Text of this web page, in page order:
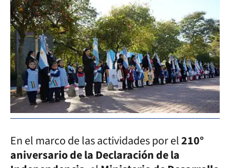
En el marco de las actividades por el210°
aniversario de la Declaración de la